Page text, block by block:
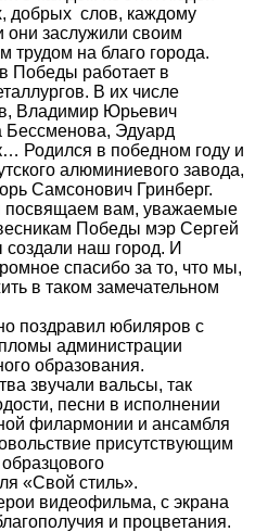
добрых слов, каждому
они заслужили своим
трудом на благо города.
Победы работает в
В их числе
Владимир Юрьевич
Эдуард
Родился в победном году и
алюминиевого завода,
Самсонович Гринберг.
вам, уважаемые
Победы мэр Сергей
наш город. И
спасибо за то, что мы,
в таком замечательном
поздравил юбиляров с
администрации
образования.
звучали вальсы, так
песни в исполнении
филармонии и ансамбля
присутствующим
«Свой стиль».
видеофильма, с экрана
и процветания.